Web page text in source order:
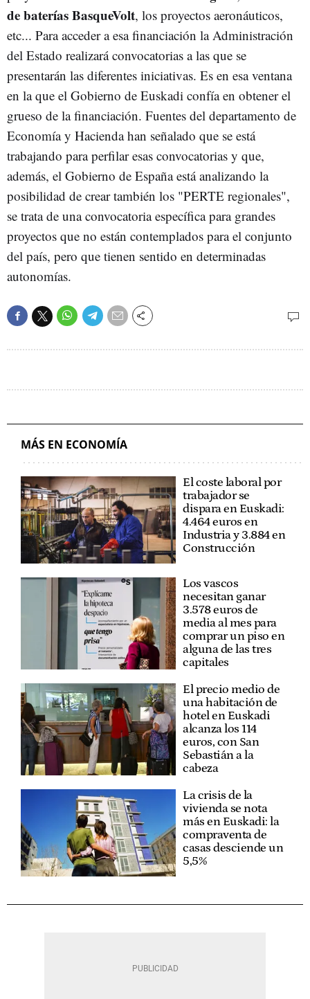
de baterías BasqueVolt, los proyectos aeronáuticos,
etc... Para acceder a esa financiación la Administración
del Estado realizará convocatorias a las que se
presentarán las diferentes iniciativas. Es en esa ventana
en la que el Gobierno de Euskadi confía en obtener el
grueso de la financiación. Fuentes del departamento de
Economía y Hacienda han señalado que se está
trabajando para perfilar esas convocatorias y que,
además, el Gobierno de España está analizando la
posibilidad de crear también los "PERTE regionales",
se trata de una convocatoria específica para grandes
proyectos que no están contemplados para el conjunto
del país, pero que tienen sentido en determinadas
autonomías.
MÁS EN ECONOMÍA
El coste laboral por
trabajador se
dispara en Euskadi:
4.464 euros en
Industria y 3.884 en
Construcción
Los vascos
necesitan ganar
3.578 euros de
media al mes para
comprar un piso en
alguna de las tres
capitales
El precio medio de
una habitación de
hotel en Euskadi
alcanza los 114
euros, con San
Sebastián a la
cabeza
La crisis de la
vivienda se nota
más en Euskadi: la
compraventa de
casas desciende un
5,5%